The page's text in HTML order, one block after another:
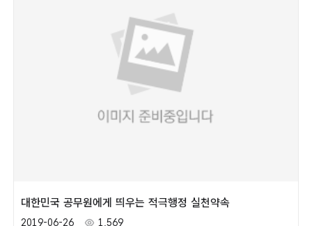
대한민국 공무원에게 띄우는 적극행정 실천약속
2019-06-26 1,569